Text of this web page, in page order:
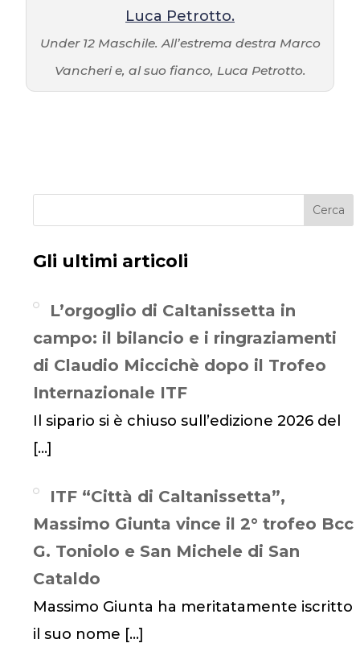
Under 12 Maschile. All’estrema destra Marco
Vancheri e, al suo fianco, Luca Petrotto.
Cerca
Gli ultimi articoli
L’orgoglio di Caltanissetta in
campo: il bilancio e i ringraziamenti
di Claudio Miccichè dopo il Trofeo
Internazionale ITF
Il sipario si è chiuso sull’edizione 2026 del
[…]
ITF “Città di Caltanissetta”,
Massimo Giunta vince il 2° trofeo Bcc
G. Toniolo e San Michele di San
Cataldo
Massimo Giunta ha meritatamente iscritto
il suo nome […]